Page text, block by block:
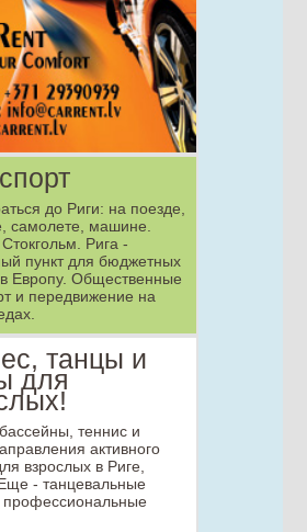
до Риги: на поезде,
самолете, машине.
Рига -
пункт для бюджетных
Европу. Общественные
и передвижение на
танцы и
для
теннис и
активного
взрослых в Риге,
- танцевальные
профессиональные